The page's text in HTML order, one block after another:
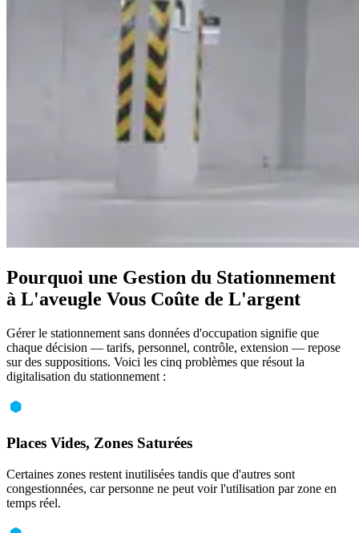
Pourquoi une Gestion du Stationnement
à L'aveugle Vous Coûte de L'argent
Gérer le stationnement sans données d'occupation signifie que
chaque décision — tarifs, personnel, contrôle, extension — repose
sur des suppositions. Voici les cinq problèmes que résout la
digitalisation du stationnement :
Places Vides, Zones Saturées
Certaines zones restent inutilisées tandis que d'autres sont
congestionnées, car personne ne peut voir l'utilisation par zone en
temps réel.